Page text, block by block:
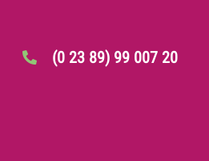
(0 23 89) 99 007 20